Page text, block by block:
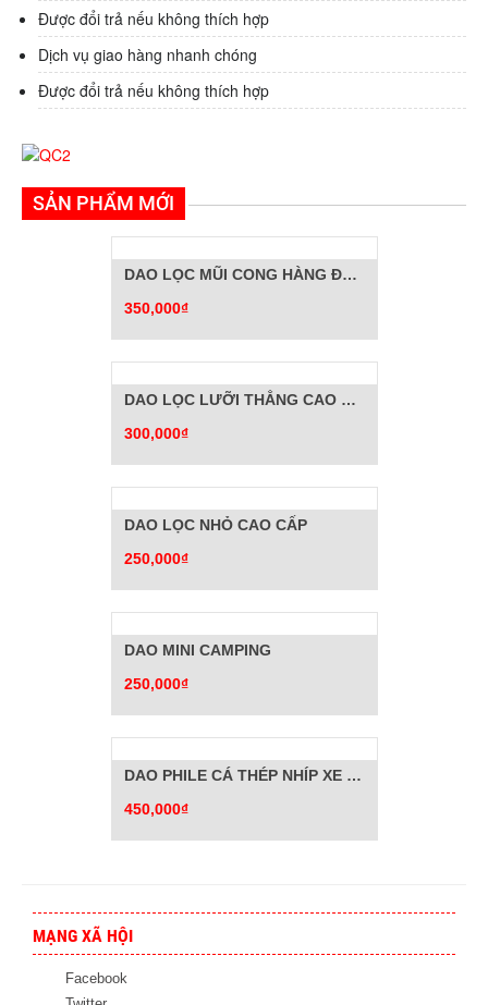
Được đổi trả nếu không thích hợp
Dịch vụ giao hàng nhanh chóng
Được đổi trả nếu không thích hợp
SẢN PHẨM MỚI
DAO LỌC MŨI CONG HÀNG ĐẶC BIỆT
350,000₫
DAO LỌC LƯỠI THẲNG CAO CẤP
300,000₫
DAO LỌC NHỎ CAO CẤP
250,000₫
DAO MINI CAMPING
250,000₫
DAO PHILE CÁ THÉP NHÍP XE ĐẶC BIỆT
450,000₫
MẠNG XÃ HỘI
Facebook